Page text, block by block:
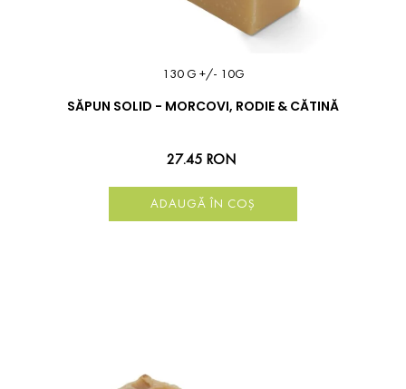
130 G +/- 10G
SĂPUN SOLID - MORCOVI, RODIE & CĂTINĂ
27.45 RON
ADAUGĂ ÎN COȘ